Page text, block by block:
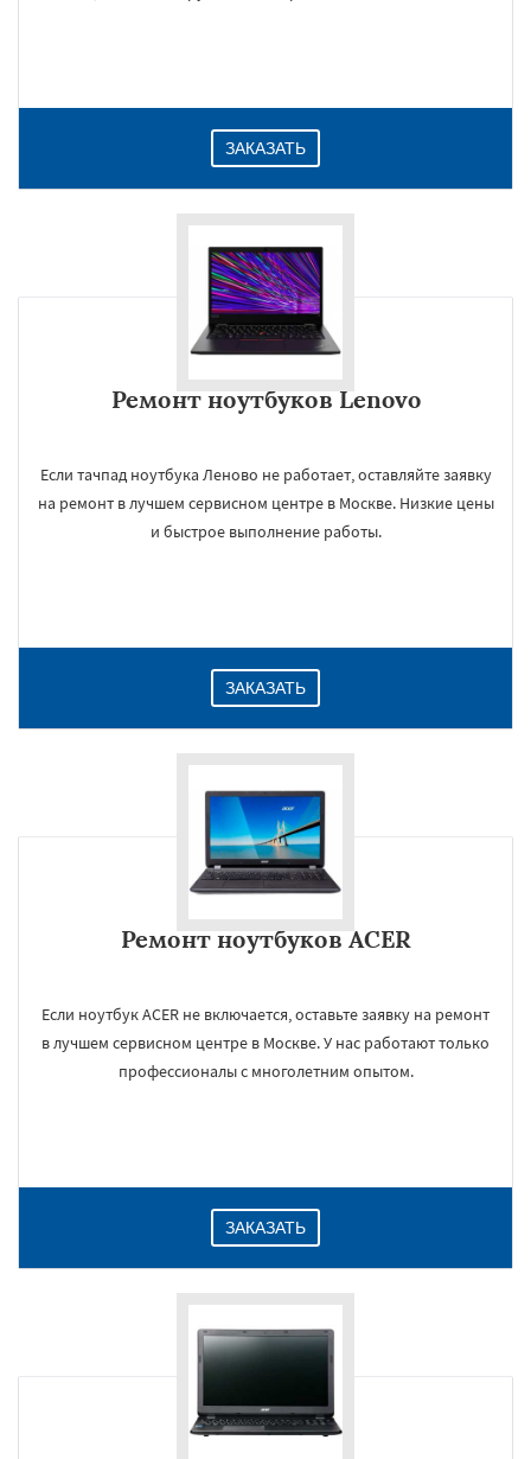
ЗАКАЗАТЬ
Ремонт ноутбуков Lenovo
Если тачпад ноутбука Леново не работает, оставляйте заявку
на ремонт в лучшем сервисном центре в Москве. Низкие цены
и быстрое выполнение работы.
ЗАКАЗАТЬ
Ремонт ноутбуков ACER
Если ноутбук ACER не включается, оставьте заявку на ремонт
в лучшем сервисном центре в Москве. У нас работают только
профессионалы с многолетним опытом.
ЗАКАЗАТЬ